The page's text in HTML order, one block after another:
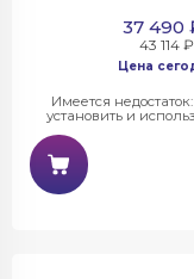
37 490
43 114 ₽
Цена
Имеется
установить и